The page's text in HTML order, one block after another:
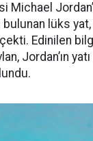
Michael
bulunan lüks
çekti. Edinilen
Jordan’ın